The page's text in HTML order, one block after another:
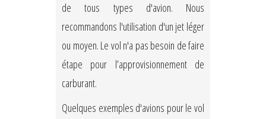
de tous types d'avion. Nous
recommandons l'utilisation d'un jet léger
ou moyen. Le vol n'a pas besoin de faire
étape pour l’approvisionnement de
carburant.
Quelques exemples d'avions pour le vol